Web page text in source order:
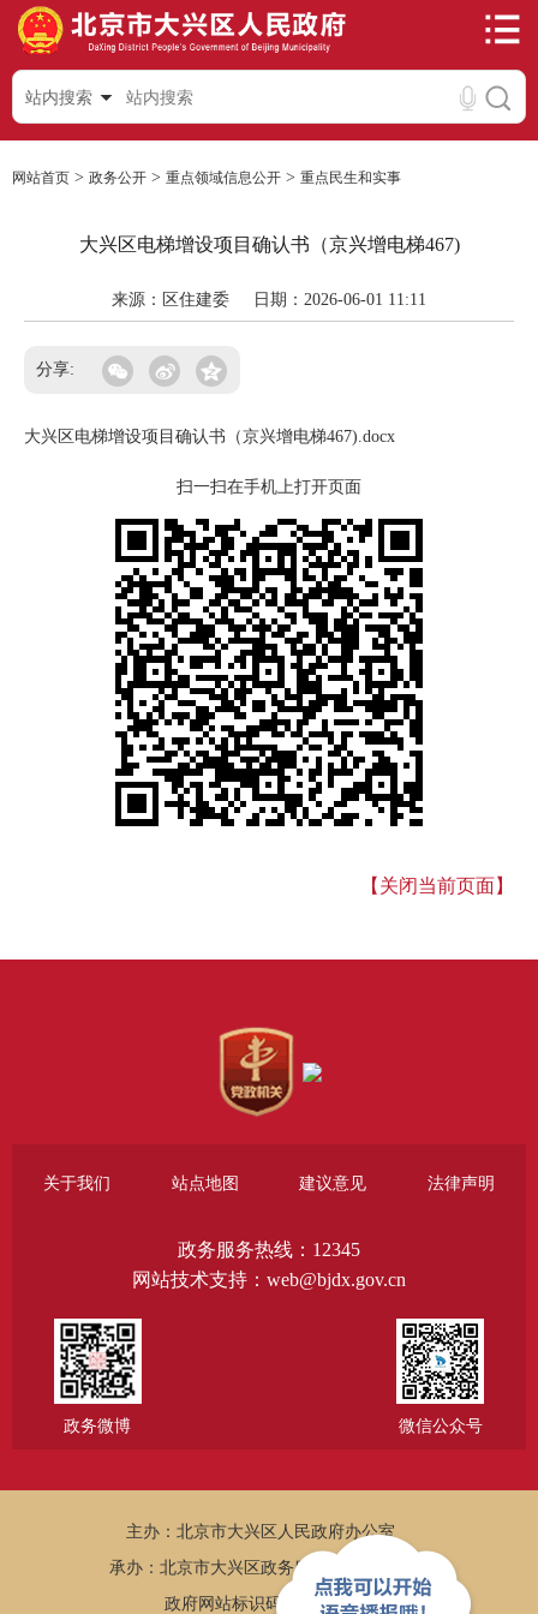
站内搜索
网站首页 > 政务公开 > 重点领域信息公开 > 重点民生和实事
大兴区电梯增设项目确认书（京兴增电梯467)
来源：区住建委 日期：2026-06-01 11:11
分享:
大兴区电梯增设项目确认书（京兴增电梯467).docx
扫一扫在手机上打开页面
【关闭当前页面】
关于我们 站点地图 建议意见 法律声明
政务服务热线：12345
网站技术支持：web@bjdx.gov.cn
政务微博 微信公众号
主办：北京市大兴区人民政府办公室
承办：北京市大兴区政务服务和数据管理局
政府网站标识码：1101150005